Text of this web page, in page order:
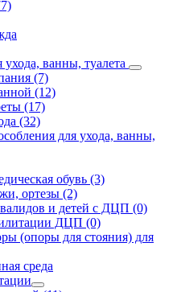
ванны, туалета
(7)
(12)
(17)
(32)
для ухода, ванны,
обувь (3)
ортезы (2)
и детей с ДЦП (0)
ДЦП (0)
(опоры для стояния) для
среда